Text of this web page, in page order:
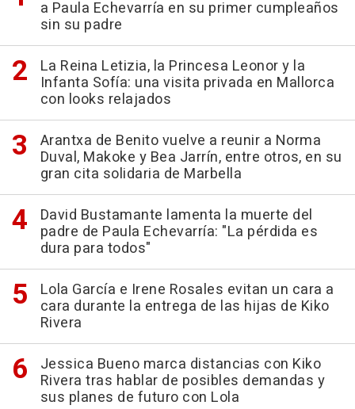
a Paula Echevarría en su primer cumpleaños
sin su padre
La Reina Letizia, la Princesa Leonor y la
Infanta Sofía: una visita privada en Mallorca
con looks relajados
Arantxa de Benito vuelve a reunir a Norma
Duval, Makoke y Bea Jarrín, entre otros, en su
gran cita solidaria de Marbella
David Bustamante lamenta la muerte del
padre de Paula Echevarría: "La pérdida es
dura para todos"
Lola García e Irene Rosales evitan un cara a
cara durante la entrega de las hijas de Kiko
Rivera
Jessica Bueno marca distancias con Kiko
Rivera tras hablar de posibles demandas y
sus planes de futuro con Lola